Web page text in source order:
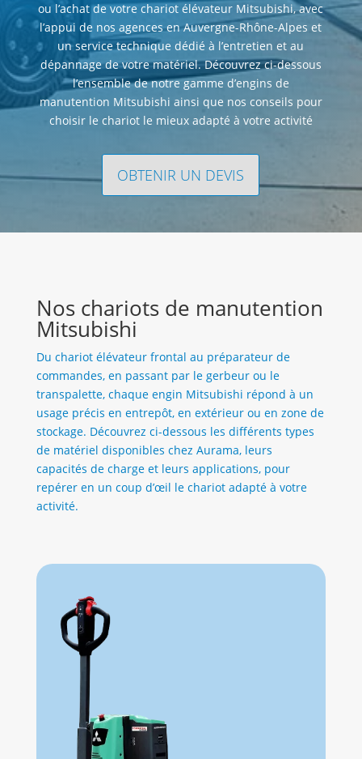
ou l’achat de votre chariot élévateur Mitsubishi, avec
l’appui de nos agences en Auvergne-Rhône-Alpes et
un service technique dédié à l’entretien et au
dépannage de votre matériel. Découvrez ci-dessous
l’ensemble de notre gamme d’engins de
manutention Mitsubishi ainsi que nos conseils pour
choisir le chariot le mieux adapté à votre activité
OBTENIR UN DEVIS
Nos chariots de manutention
Mitsubishi
Du chariot élévateur frontal au préparateur de
commandes, en passant par le gerbeur ou le
transpalette, chaque engin Mitsubishi répond à un
usage précis en entrepôt, en extérieur ou en zone de
stockage. Découvrez ci-dessous les différents types
de matériel disponibles chez Aurama, leurs
capacités de charge et leurs applications, pour
repérer en un coup d’œil le chariot adapté à votre
activité.